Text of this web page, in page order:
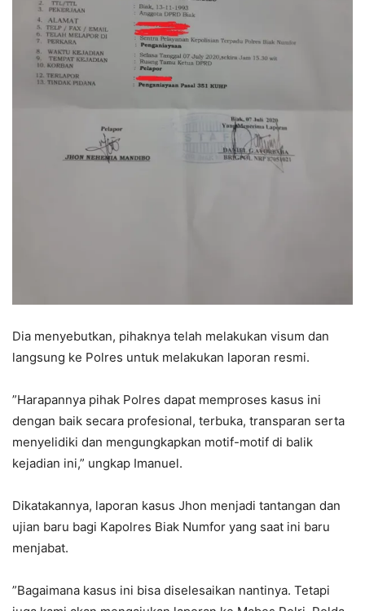
Dia menyebutkan, pihaknya telah melakukan visum dan
langsung ke Polres untuk melakukan laporan resmi.
”Harapannya pihak Polres dapat memproses kasus ini
dengan baik secara profesional, terbuka, transparan serta
menyelidiki dan mengungkapkan motif-motif di balik
kejadian ini,” ungkap Imanuel.
Dikatakannya, laporan kasus Jhon menjadi tantangan dan
ujian baru bagi Kapolres Biak Numfor yang saat ini baru
menjabat.
”Bagaimana kasus ini bisa diselesaikan nantinya. Tetapi